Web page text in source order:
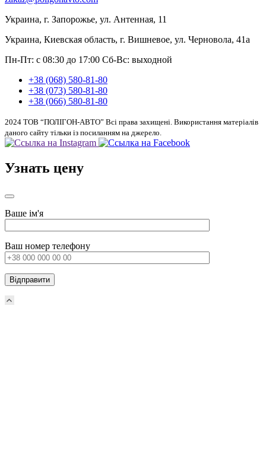
Украина, г. Запорожье, ул. Антенная, 11
Украина, Киевская область, г. Вишневое, ул. Черновола, 41а
Пн-Пт: с 08:30 до 17:00 Сб-Вс: выходной
+38 (068) 580-81-80
+38 (073) 580-81-80
+38 (066) 580-81-80
2024 ТОВ “ПОЛІГОН-АВТО” Всі права захищені. Використання матеріалів
даного сайту тільки із посиланням на джерело.
Узнать цену
Ваше ім'я
Ваш номер телефону